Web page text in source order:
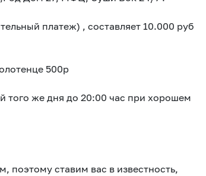
платеж) , составляет 10.000 руб
500р
того же дня до 20:00 час при хорошем
поэтому ставим вас в известность,